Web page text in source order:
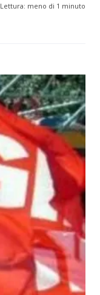
Lettura: meno di 1 minuto